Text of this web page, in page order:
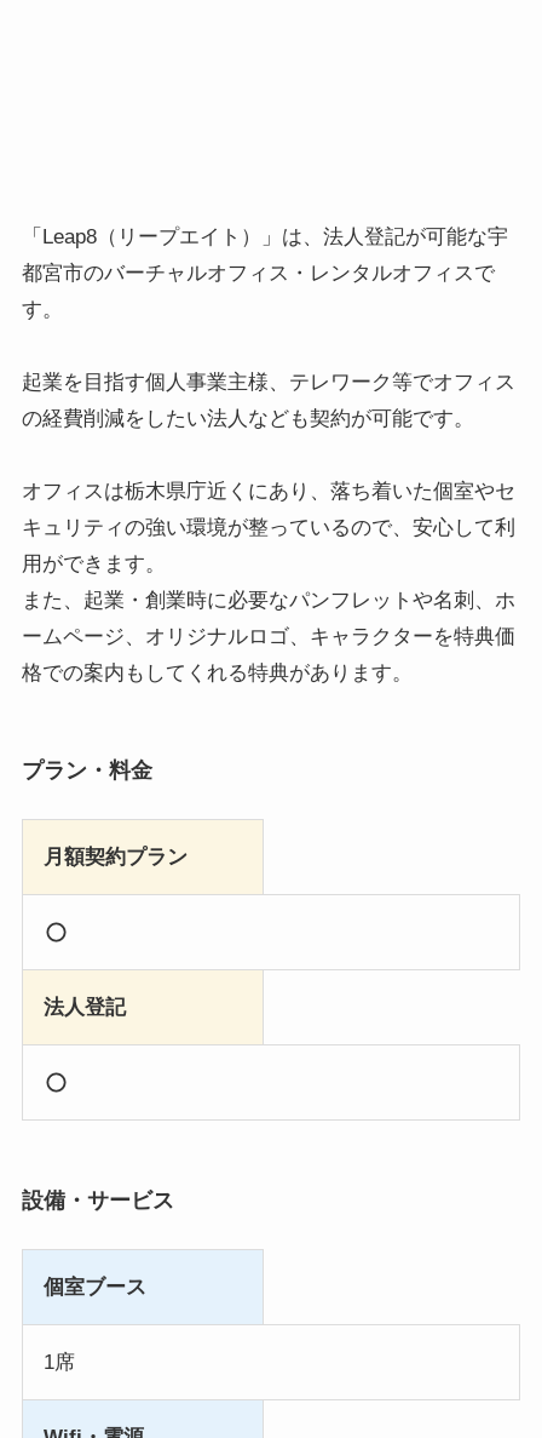
「Leap8（リープエイト）」は、法人登記が可能な宇
都宮市のバーチャルオフィス・レンタルオフィスで
す。
起業を目指す個人事業主様、テレワーク等でオフィス
の経費削減をしたい法人なども契約が可能です。
オフィスは栃木県庁近くにあり、落ち着いた個室やセ
キュリティの強い環境が整っているので、安心して利
用ができます。
また、起業・創業時に必要なパンフレットや名刺、ホ
ームページ、オリジナルロゴ、キャラクターを特典価
格での案内もしてくれる特典があります。
プラン・料金
月額契約プラン
法人登記
設備・サービス
個室ブース
1席